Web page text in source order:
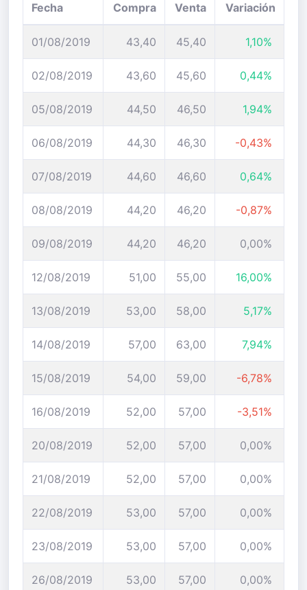
Fecha Compra Venta Variación
01/08/2019 43,40 45,40 1,10%
02/08/2019 43,60 45,60 0,44%
05/08/2019 44,50 46,50 1,94%
06/08/2019 44,30 46,30 -0,43%
07/08/2019 44,60 46,60 0,64%
08/08/2019 44,20 46,20 -0,87%
09/08/2019 44,20 46,20 0,00%
12/08/2019 51,00 55,00 16,00%
13/08/2019 53,00 58,00 5,17%
14/08/2019 57,00 63,00 7,94%
15/08/2019 54,00 59,00 -6,78%
16/08/2019 52,00 57,00 -3,51%
20/08/2019 52,00 57,00 0,00%
21/08/2019 52,00 57,00 0,00%
22/08/2019 53,00 57,00 0,00%
23/08/2019 53,00 57,00 0,00%
26/08/2019 53,00 57,00 0,00%